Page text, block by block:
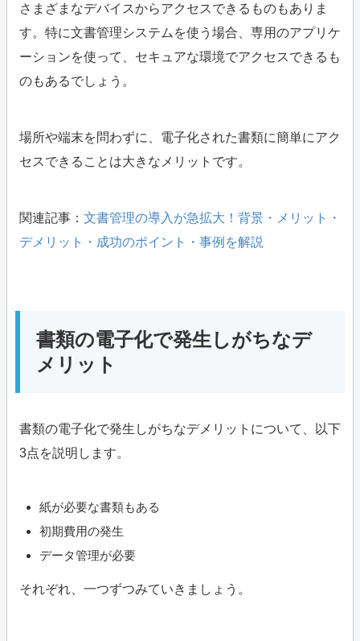
さまざまなデバイスからアクセスできるものもありま
す。特に文書管理システムを使う場合、専用のアプリケ
ーションを使って、セキュアな環境でアクセスできるも
のもあるでしょう。
場所や端末を問わずに、電子化された書類に簡単にアク
セスできることは大きなメリットです。
関連記事： 文書管理の導入が急拡大！背景・メリット・
デメリット・成功のポイント・事例を解説
書類の電子化で発生しがちなデ
メリット
書類の電子化で発生しがちなデメリットについて、以下
3点を説明します。
紙が必要な書類もある
初期費用の発生
データ管理が必要
それぞれ、一つずつみていきましょう。